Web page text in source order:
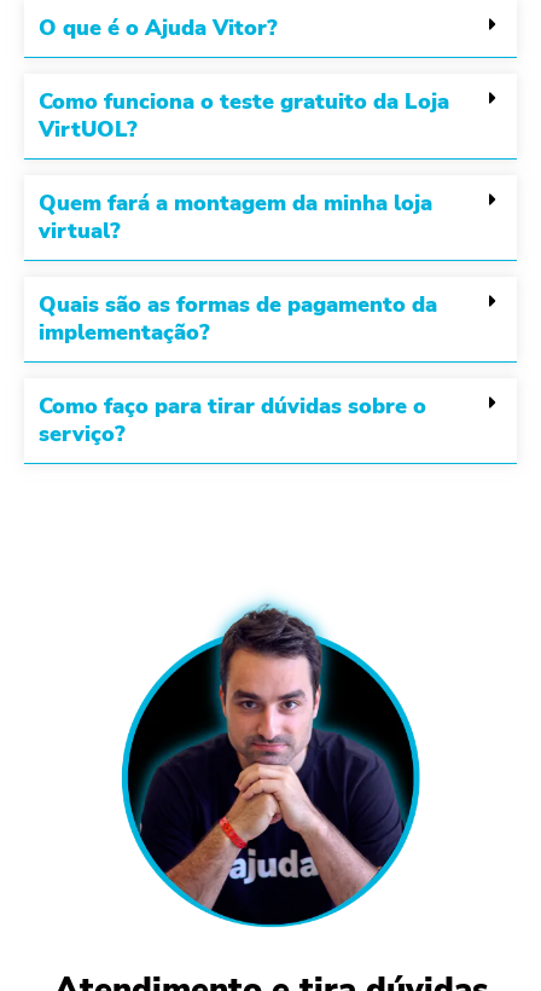
O que é o Ajuda Vitor?
Como funciona o teste gratuito da Loja
VirtUOL?
Quem fará a montagem da minha loja
virtual?
Quais são as formas de pagamento da
implementação?
Como faço para tirar dúvidas sobre o
serviço?